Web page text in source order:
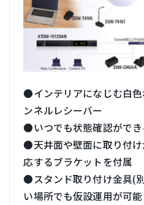
●インテリアになじむ白色
ンネルレシーバー
●いつでも状態確認がで
●天井面や壁面に取り付
応するブラケットを付属
●スタンド取り付け金具(
い場所でも仮設運用が可能